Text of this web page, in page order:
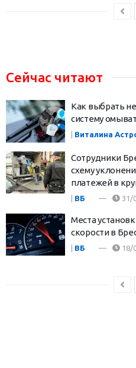
Сейчас читают
Как выбрать
систему
Виталина
Сотрудники
схему
платежей в
| ВБ 31/
Места
скорости в
| ВБ 18/